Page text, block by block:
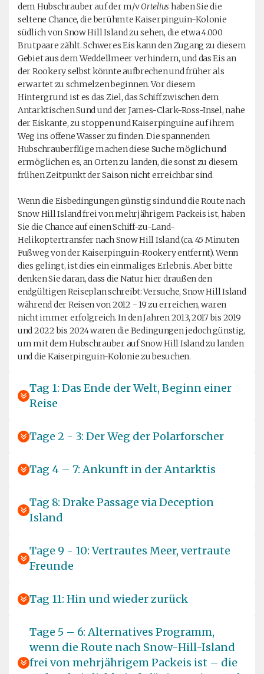
dem Hubschrauber auf der m/vOrteliushaben Sie die
seltene Chance, die berühmte Kaiserpinguin-Kolonie
südlich von Snow Hill Island zu sehen, die etwa 4.000
Brutpaare zählt. Schweres Eis kann den Zugang zu diesem
Gebiet aus dem Weddellmeer verhindern, und das Eis an
der Rookery selbst könnte aufbrechen und früher als
erwartet zu schmelzen beginnen. Vor diesem
Hintergrund ist es das Ziel, das Schiff zwischen dem
Antarktischen Sund und der James-Clark-Ross-Insel, nahe
der Eiskante, zu stoppen und Kaiserpinguine auf ihrem
Weg ins offene Wasser zu finden. Die spannenden
Hubschrauberflüge machen diese Suche möglich und
ermöglichen es, an Orten zu landen, die sonst zu diesem
frühen Zeitpunkt der Saison nicht erreichbar sind.
Wenn die Eisbedingungen günstig sind und die Route nach
Snow Hill Island frei von mehrjährigem Packeis ist, haben
Sie die Chance auf einen Schiff-zu-Land-
Helikoptertransfer nach Snow Hill Island (ca. 45 Minuten
Fußweg von der Kaiserpinguin-Rookery entfernt). Wenn
dies gelingt, ist dies ein einmaliges Erlebnis. Aber bitte
denken Sie daran, dass die Natur hier draußen den
endgültigen Reiseplan schreibt: Versuche, Snow Hill Island
während der Reisen von 2012 - 19 zu erreichen, waren
nicht immer erfolgreich. In den Jahren 2013, 2017 bis 2019
und 2022 bis 2024 waren die Bedingungen jedoch günstig,
um mit dem Hubschrauber auf Snow Hill Island zu landen
und die Kaiserpinguin-Kolonie zu besuchen.
Tag 1: Das Ende der Welt, Beginn einer
Reise
Tage 2 - 3: Der Weg der Polarforscher
Tag 4 – 7: Ankunft in der Antarktis
Tag 8: Drake Passage via Deception
Island
Tage 9 - 10: Vertrautes Meer, vertraute
Freunde
Tag 11: Hin und wieder zurück
Tage 5 – 6: Alternatives Programm,
wenn die Route nach Snow-Hill-Island
frei von mehrjährigem Packeis ist – die